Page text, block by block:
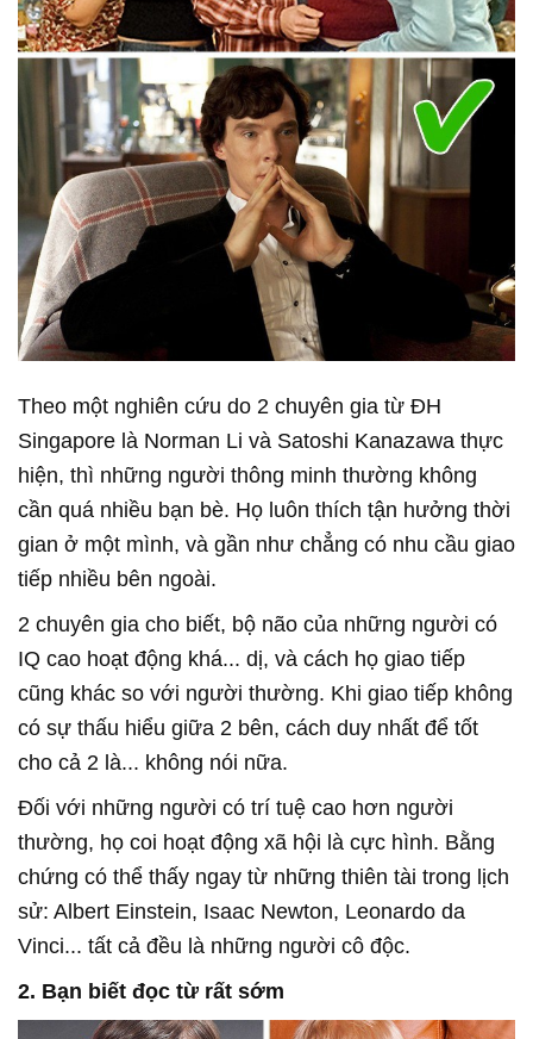
Theo một nghiên cứu do 2 chuyên gia từ ĐH
Singapore là Norman Li và Satoshi Kanazawa thực
hiện, thì những người thông minh thường không
cần quá nhiều bạn bè. Họ luôn thích tận hưởng thời
gian ở một mình, và gần như chẳng có nhu cầu giao
tiếp nhiều bên ngoài.
2 chuyên gia cho biết, bộ não của những người có
IQ cao hoạt động khá... dị, và cách họ giao tiếp
cũng khác so với người thường. Khi giao tiếp không
có sự thấu hiểu giữa 2 bên, cách duy nhất để tốt
cho cả 2 là... không nói nữa.
Đối với những người có trí tuệ cao hơn người
thường, họ coi hoạt động xã hội là cực hình. Bằng
chứng có thể thấy ngay từ những thiên tài trong lịch
sử: Albert Einstein, Isaac Newton, Leonardo da
Vinci... tất cả đều là những người cô độc.
2. Bạn biết đọc từ rất sớm